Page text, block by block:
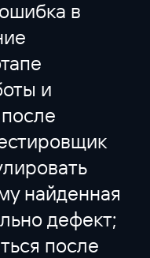
в
и
найденная
дефект;
после